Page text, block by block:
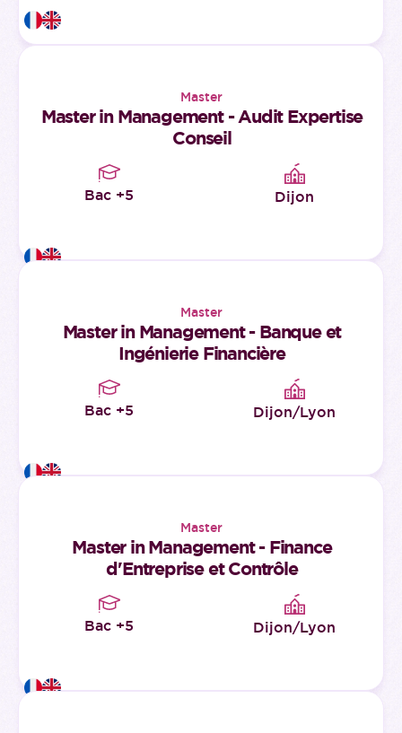
Master
Master in Management - Audit Expertise
Conseil
Bac +5 Dijon
Master
Master in Management - Banque et
Ingénierie Financière
Bac +5 Dijon/Lyon
Master
Master in Management - Finance
d'Entreprise et Contrôle
Bac +5 Dijon/Lyon